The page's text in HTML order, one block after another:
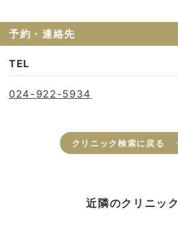
予約・連絡先
TEL
024-922-5934
クリニック検索に戻る
近隣のクリニック